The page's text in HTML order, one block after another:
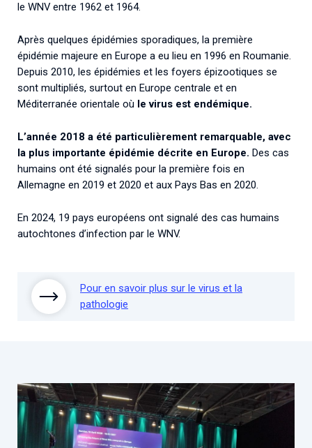
le WNV entre 1962 et 1964.
Après quelques épidémies sporadiques, la première
épidémie majeure en Europe a eu lieu en 1996 en Roumanie.
Depuis 2010, les épidémies et les foyers épizootiques se
sont multipliés, surtout en Europe centrale et en
Méditerranée orientale où le virus est endémique.
L’année 2018 a été particulièrement remarquable, avec
la plus importante épidémie décrite en Europe. Des cas
humains ont été signalés pour la première fois en
Allemagne en 2019 et 2020 et aux Pays Bas en 2020.
En 2024, 19 pays européens ont signalé des cas humains
autochtones d’infection par le WNV.
Pour en savoir plus sur le virus et la
pathologie